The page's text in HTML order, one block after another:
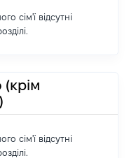
сім'ї відсутні
сім'ї відсутні